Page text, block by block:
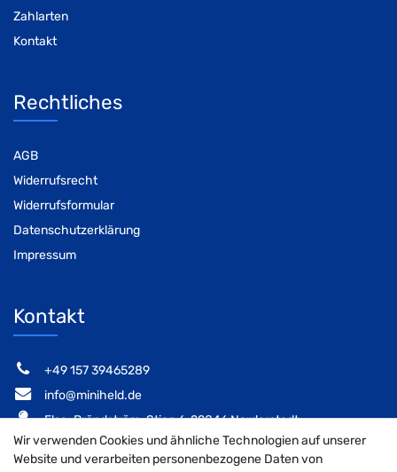
Zahlarten
Kontakt
Rechtliches
AGB
Widerrufsrecht
Widerrufsformular
Datenschutzerklärung
Impressum
Kontakt
‭+49 157 39465289‬
info@miniheld.de
Elsa-Brändström-Stieg 6, 22846 Norderstedt
Wir verwenden Cookies und ähnliche Technologien auf unserer
Website und verarbeiten personenbezogene Daten von